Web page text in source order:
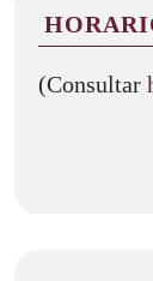
(Consultar